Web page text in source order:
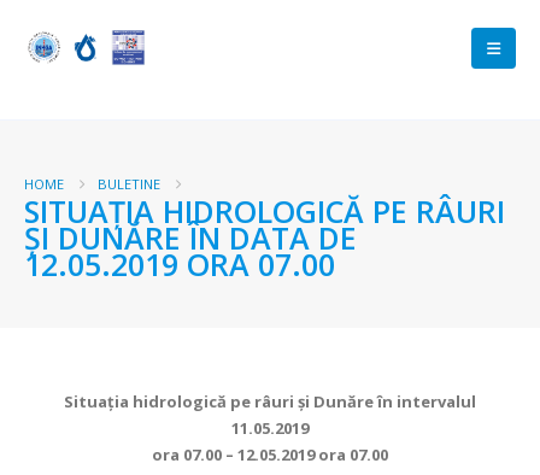
HOME BULETINE
SITUAŢIA HIDROLOGICĂ PE RÂURI
ŞI DUNĂRE ÎN DATA DE
12.05.2019 ORA 07.00
Situaţia hidrologică pe râuri şi Dunăre în intervalul
11.05.2019
ora 07.00 – 12.05.2019 ora 07.00